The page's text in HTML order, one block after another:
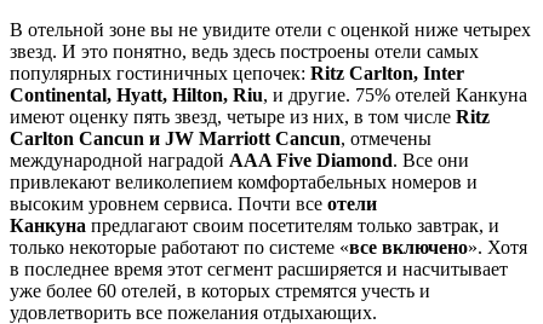
В отельной зоне вы не увидите отели с оценкой ниже четырех
звезд. И это понятно, ведь здесь построены отели самых
популярных гостиничных цепочек: Ritz Carlton, Inter
Continental, Hyatt, Hilton, Riu, и другие. 75% отелей Канкуна
имеют оценку пять звезд, четыре из них, в том числе Ritz
Carlton Cancun и JW Marriott Cancun, отмечены
международной наградой AAA Five Diamond. Все они
привлекают великолепием комфортабельных номеров и
высоким уровнем сервиса. Почти все отели
Канкуна предлагают своим посетителям только завтрак, и
только некоторые работают по системе «все включено». Хотя
в последнее время этот сегмент расширяется и насчитывает
уже более 60 отелей, в которых стремятся учесть и
удовлетворить все пожелания отдыхающих.